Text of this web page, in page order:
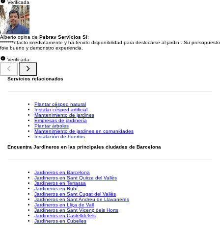
Verificada
Alberto opina de Pebrav Servicios Sl:
*******ntacto imediatamente y ha tenido disponibilidad para deslocarse al jardin . Su presupuesto
foie bueno y demonstro experiencia.
Verificada
Servicios relacionados
Plantar césped natural
Instalar césped artificial
Mantenimiento de jardines
Empresas de jardinería
Plantar árboles
Mantenimiento de jardines en comunidades
Instalación de huertos
Encuentra Jardineros en las principales ciudades de Barcelona
Jardineros en Barcelona
Jardineros en Sant Quirze del Vallès
Jardineros en Terrassa
Jardineros en Rubí
Jardineros en Sant Cugat del Vallès
Jardineros en Sant Andreu de Llavaneres
Jardineros en Lliça de Vall
Jardineros en Sant Vicenç dels Horts
Jardineros en Castelldefels
Jardineros en Cubelles